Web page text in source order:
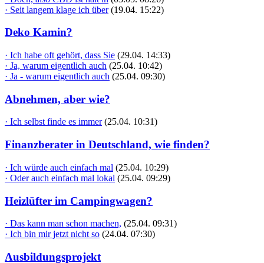
· Seit langem klage ich über (19.04. 15:22)
Deko Kamin?
· Ich habe oft gehört, dass Sie (29.04. 14:33)
· Ja, warum eigentlich auch (25.04. 10:42)
· Ja - warum eigentlich auch (25.04. 09:30)
Abnehmen, aber wie?
· Ich selbst finde es immer (25.04. 10:31)
Finanzberater in Deutschland, wie finden?
· Ich würde auch einfach mal (25.04. 10:29)
· Oder auch einfach mal lokal (25.04. 09:29)
Heizlüfter im Campingwagen?
· Das kann man schon machen, (25.04. 09:31)
· Ich bin mir jetzt nicht so (24.04. 07:30)
Ausbildungsprojekt